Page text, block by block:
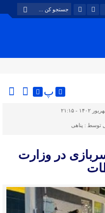
پ
توسط : پناهی
در وزارت